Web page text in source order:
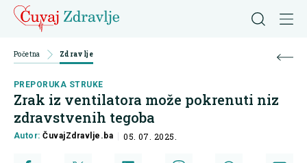
Početna Zdravlje
PREPORUKA STRUKE
Zrak iz ventilatora može pokrenuti niz
zdravstvenih tegoba
Autor:ČuvajZdravlje.ba 05. 07. 2025.